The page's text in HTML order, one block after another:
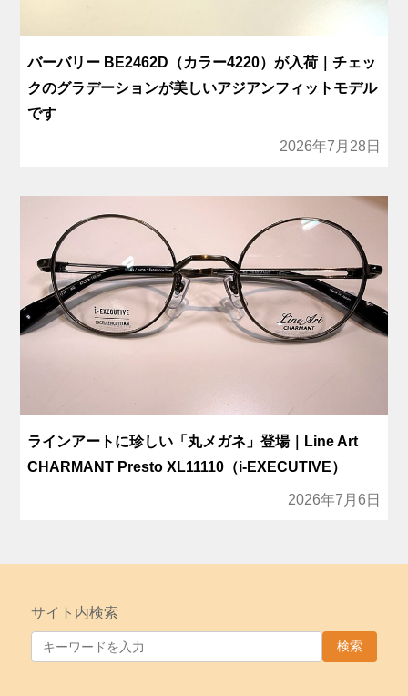
バーバリー BE2462D（カラー4220）が入荷｜チェッ
クのグラデーションが美しいアジアンフィットモデル
です
2026年7月28日
ラインアートに珍しい「丸メガネ」登場｜Line Art
CHARMANT Presto XL11110（i-EXECUTIVE）
2026年7月6日
サイト内検索
検索